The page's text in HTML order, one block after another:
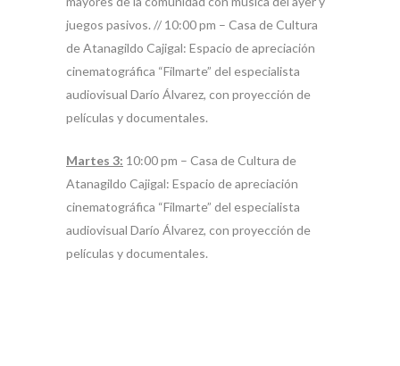
juegos pasivos. // 10:00 pm – Casa de Cultura
de Atanagildo Cajigal: Espacio de apreciación
cinematográfica “Filmarte” del especialista
audiovisual Darío Álvarez, con proyección de
películas y documentales.
Martes 3: 10:00 pm – Casa de Cultura de
Atanagildo Cajigal: Espacio de apreciación
cinematográfica “Filmarte” del especialista
audiovisual Darío Álvarez, con proyección de
películas y documentales.